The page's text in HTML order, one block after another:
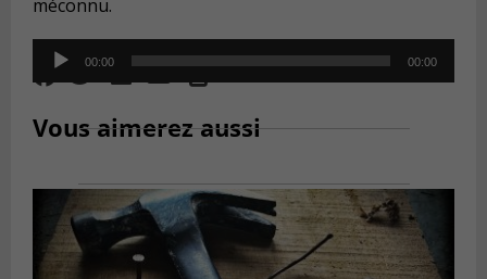
méconnu.
Audio
Player
00:00 00:00
Vous aimerez aussi